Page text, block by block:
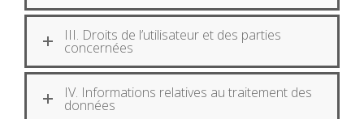
III. Droits de l’utilisateur et des parties
concernées
IV. Informations relatives au traitement des
données